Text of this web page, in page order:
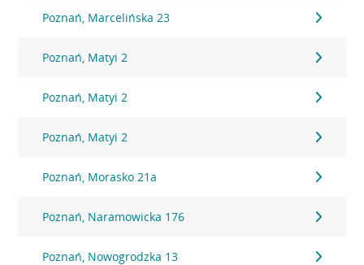
Poznań, Marcelińska 23
Poznań, Matyi 2
Poznań, Matyi 2
Poznań, Matyi 2
Poznań, Morasko 21a
Poznań, Naramowicka 176
Poznań, Nowogrodzka 13